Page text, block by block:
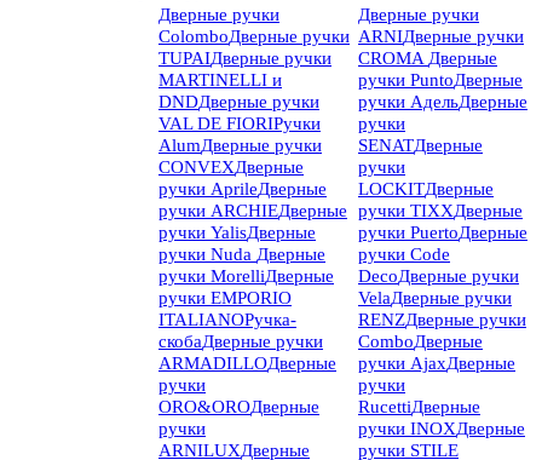
Дверные ручки
ColomboДверные ручки
TUPAIДверные ручки
MARTINELLI и
DNDДверные ручки
VAL DE FIORIРучки
AlumДверные ручки
CONVEXДверные
ручки AprileДверные
ручки ARCHIEДверные
ручки YalisДверные
ручки Nuda Дверные
ручки MorelliДверные
ручки EMPORIO
ITALIANOРучка-
скобаДверные ручки
ARMADILLOДверные
ручки
ORO&OROДверные
ручки
ARNILUXДверные
Дверные ручки
ARNIДверные ручки
CROMA Дверные
ручки PuntoДверные
ручки АдельДверные
ручки
SENATДверные
ручки
LOCKITДверные
ручки TIXXДверные
ручки PuertoДверные
ручки Code
DecoДверные ручки
VelaДверные ручки
RENZДверные ручки
ComboДверные
ручки AjaxДверные
ручки
RucettiДверные
ручки INOXДверные
ручки STILE